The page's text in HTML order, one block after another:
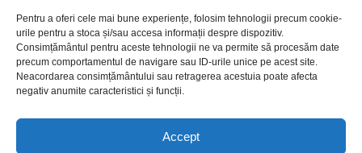
Pentru a oferi cele mai bune experiențe, folosim tehnologii precum cookie-
urile pentru a stoca și/sau accesa informații despre dispozitiv.
Consimțământul pentru aceste tehnologii ne va permite să procesăm date
precum comportamentul de navigare sau ID-urile unice pe acest site.
Neacordarea consimțământului sau retragerea acestuia poate afecta
negativ anumite caracteristici și funcții.
Accept
GLADIATORUL II
Utile